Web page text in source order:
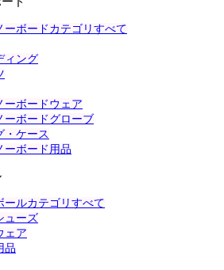
ーボードカテゴリすべて
ィング
ーボードウェア
ーボードグローブ
・ケース
ーボード用品
ールカテゴリすべて
ューズ
ェア
品